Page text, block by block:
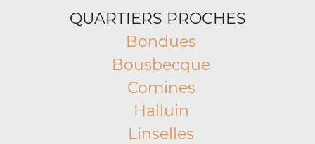
QUARTIERS PROCHES
Bondues
Bousbecque
Comines
Halluin
Linselles